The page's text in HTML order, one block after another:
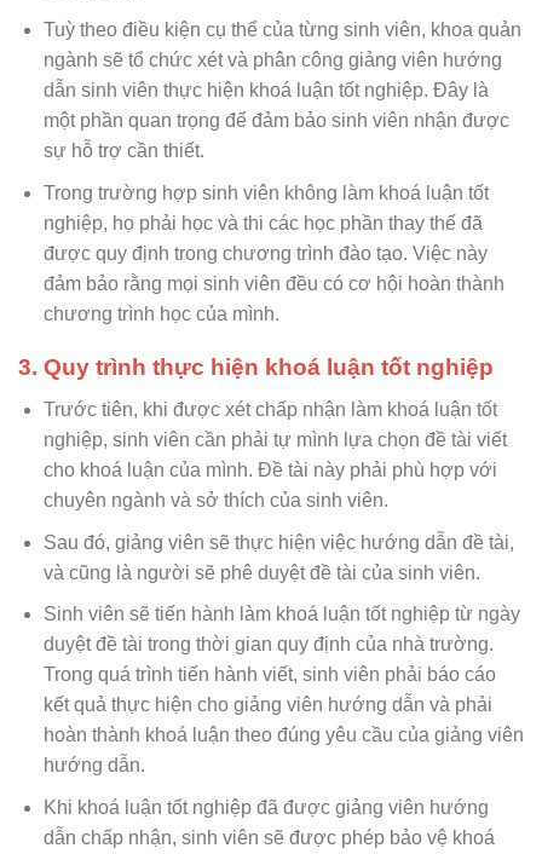
Tuỳ theo điều kiện cụ thể của từng sinh viên, khoa quản
ngành sẽ tổ chức xét và phân công giảng viên hướng
dẫn sinh viên thực hiện khoá luận tốt nghiệp. Đây là
một phần quan trọng để đảm bảo sinh viên nhận được
sự hỗ trợ cần thiết.
Trong trường hợp sinh viên không làm khoá luận tốt
nghiệp, họ phải học và thi các học phần thay thế đã
được quy định trong chương trình đào tạo. Việc này
đảm bảo rằng mọi sinh viên đều có cơ hội hoàn thành
chương trình học của mình.
3. Quy trình thực hiện khoá luận tốt nghiệp
Trước tiên, khi được xét chấp nhận làm khoá luận tốt
nghiệp, sinh viên cần phải tự mình lựa chọn đề tài viết
cho khoá luận của mình. Đề tài này phải phù hợp với
chuyên ngành và sở thích của sinh viên.
Sau đó, giảng viên sẽ thực hiện việc hướng dẫn đề tài,
và cũng là người sẽ phê duyệt đề tài của sinh viên.
Sinh viên sẽ tiến hành làm khoá luận tốt nghiệp từ ngày
duyệt đề tài trong thời gian quy định của nhà trường.
Trong quá trình tiến hành viết, sinh viên phải báo cáo
kết quả thực hiện cho giảng viên hướng dẫn và phải
hoàn thành khoá luận theo đúng yêu cầu của giảng viên
hướng dẫn.
Khi khoá luận tốt nghiệp đã được giảng viên hướng
dẫn chấp nhận, sinh viên sẽ được phép bảo vệ khoá